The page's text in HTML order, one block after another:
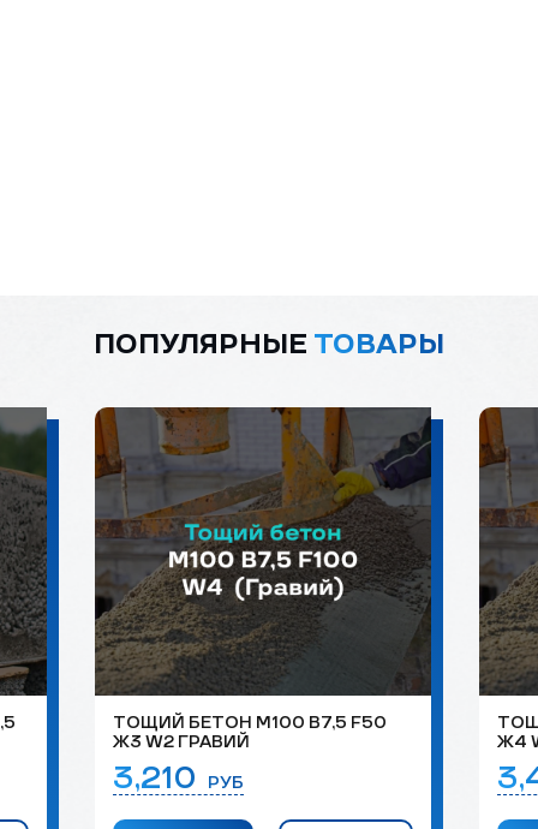
ПОПУЛЯРНЫЕ ТОВАРЫ
ТОЩИЙ БЕТОН М100 B7,5 F50
Ж3 W2 ГРАВИЙ
3,210 РУБ
Ж4